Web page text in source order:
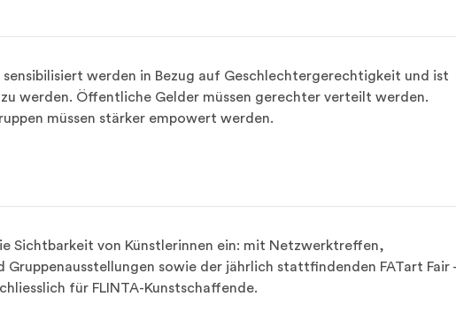
sensibilisiert werden in Bezug auf Geschlechtergerechtigkeit und ist
werden. Öffentliche Gelder müssen gerechter verteilt werden.
müssen stärker empowert werden.
Sichtbarkeit von Künstlerinnen ein: mit Netzwerktreffen,
Gruppenausstellungen sowie der jährlich stattfindenden FATart Fair
für FLINTA-Kunstschaffende.